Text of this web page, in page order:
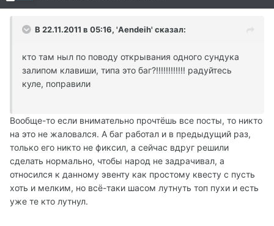
В 22.11.2011 в 05:16, 'Aendeih' сказал:
кто там ныл по поводу открывания одного сундука
залипом клавиши, типа это баг?!!!!!!!!!!!! радуйтесь
куле, поправили
Вообще-то если внимательно прочтёшь все посты, то никто
на это не жаловался. А баг работал и в предыдущий раз,
только его никто не фиксил, а сейчас вдруг решили
сделать нормально, чтобы народ не задрачивал, а
относился к данному эвенту как простому квесту с пусть
хоть и мелким, но всё-таки шасом лутнуть топ пухи и есть
уже те кто лутнул.